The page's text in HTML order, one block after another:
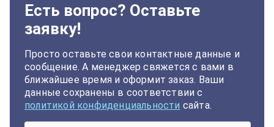
Есть вопрос? Оставьте
заявку!
Просто оставьте свои контактные данные и
сообщение. А менеджер свяжется с вами в
ближайшее время и оформит заказ. Ваши
данные сохранены в соответствии с
политикой конфиденциальности сайта.